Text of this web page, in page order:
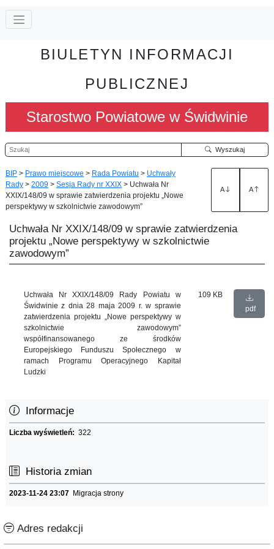
BIULETYN INFORMACJI
PUBLICZNEJ
Starostwo Powiatowe w Świdwinie
Szukaj Wyszukaj
BIP > Prawo miejscowe > Rada Powiatu > Uchwały
Rady > 2009 > Sesja Rady nr XXIX > Uchwała Nr
XXIX/148/09 w sprawie zatwierdzenia projektu „Nowe
perspektywy w szkolnictwie zawodowym”
A A
Uchwała Nr XXIX/148/09 w sprawie zatwierdzenia
projektu „Nowe perspektywy w szkolnictwie
zawodowym”
Uchwała Nr XXIX/148/09 Rady Powiatu w
Świdwinie z dnia 28 maja 2009 r. w sprawie
zatwierdzenia projektu „Nowe perspektywy w
szkolnictwie zawodowym”
współfinansowanego ze środków
Europejskiego Funduszu Społecznego w
ramach Programu Operacyjnego Kapitał
Ludzki
109 KB
pdf
Informacje
Liczba wyświetleń: 322
Historia zmian
2023-11-24 23:07 Migracja strony
Adres redakcji